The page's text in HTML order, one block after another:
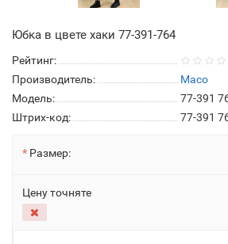
Юбка в цвете хаки 77-391-764
Рейтинг:
Производитель:
Maco
Модель:
77-391
Штрих-код:
77-391
Размер:
Цену точняте